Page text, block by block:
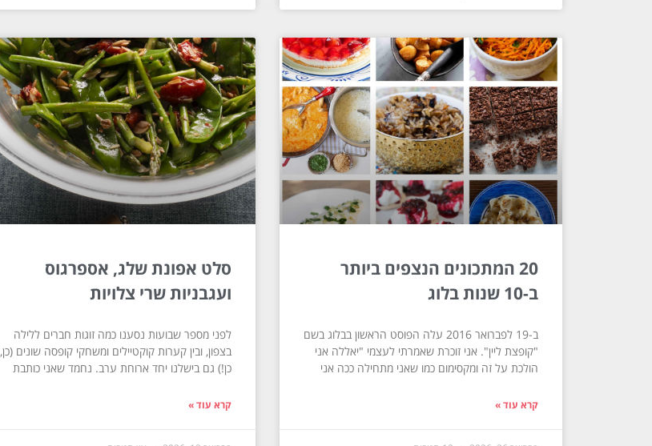
20 המתכונים הנצפים ביותר
ב-10 שנות בלוג
ב-19 לפברואר 2016 עלה הפוסט הראשון בבלוג בשם
"קופצת ליין". אני זוכרת שאמרתי לעצמי "יאללה אני
הולכת על זה ומקסימום כמו שאני מתחילה ככה אני
קרא עוד »
סלט אפונת שלג, אספרגוס
ועגבניות שרי צלויות
לפני מספר שבועות נסענו כמה זוגות חברים ללילה
בצפון, ובין קערות קוקטיילים ומשחקי קופסה שונים (כן,
כן!) גם בישלנו יחד ארוחת ערב. נחמד שאני כותבת
קרא עוד »